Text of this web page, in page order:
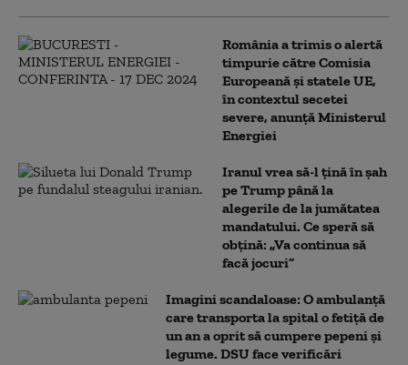
România a trimis o alertă
timpurie către Comisia
Europeană și statele UE,
în contextul secetei
severe, anunță Ministerul
Energiei
Iranul vrea să-l țină în șah
pe Trump până la
alegerile de la jumătatea
mandatului. Ce speră să
obțină: „Va continua să
facă jocuri”
Imagini scandaloase: O ambulanță
care transporta la spital o fetiță de
un an a oprit să cumpere pepeni și
legume. DSU face verificări